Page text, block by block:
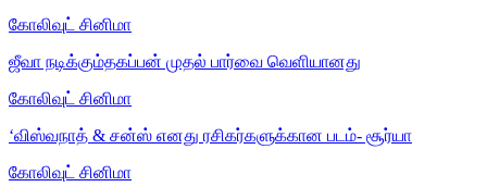
கோலிவுட் சினிமா
ஜீவா நடிக்கும்தகப்பன் முதல் பார்வை வெளியானது
கோலிவுட் சினிமா
‘விஸ்வநாத் & சன்ஸ் எனது ரசிகர்களுக்கான படம்- சூர்யா
கோலிவுட் சினிமா